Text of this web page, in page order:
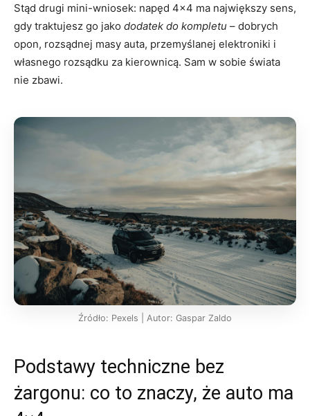
Stąd drugi mini-wniosek: napęd 4×4 ma największy sens,
gdy traktujesz go jako dodatek do kompletu – dobrych
opon, rozsądnej masy auta, przemyślanej elektroniki i
własnego rozsądku za kierownicą. Sam w sobie świata
nie zbawi.
Źródło: Pexels | Autor: Gaspar Zaldo
Podstawy techniczne bez
żargonu: co to znaczy, że auto ma